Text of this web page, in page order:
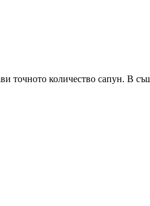
точното количество сапун. В